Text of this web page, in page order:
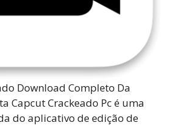
Download Completo Da
Capcut Crackeado Pc é uma
do aplicativo de edição de